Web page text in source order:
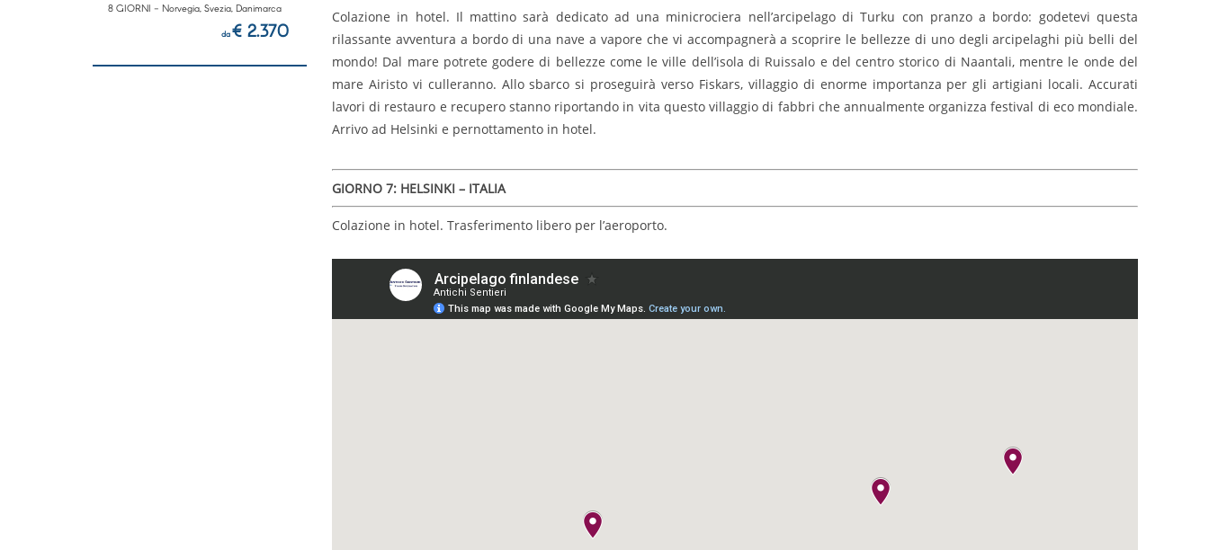
Colazione in hotel. Il mattino sarà dedicato ad una minicrociera nell’arcipelago di Turku con pranzo a bordo: godetevi questa
rilassante avventura a bordo di una nave a vapore che vi accompagnerà a scoprire le bellezze di uno degli arcipelaghi più belli del
mondo! Dal mare potrete godere di bellezze come le ville dell’isola di Ruissalo e del centro storico di Naantali, mentre le onde del
mare Airisto vi culleranno. Allo sbarco si proseguirà verso Fiskars, villaggio di enorme importanza per gli artigiani locali. Accurati
lavori di restauro e recupero stanno riportando in vita questo villaggio di fabbri che annualmente organizza festival di eco mondiale.
Arrivo ad Helsinki e pernottamento in hotel.
GIORNO 7: HELSINKI – ITALIA
Colazione in hotel. Trasferimento libero per l’aeroporto.
8 GIORNI - Norvegia, Svezia, Danimarca
da€ 2.370